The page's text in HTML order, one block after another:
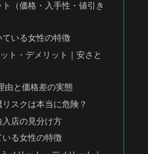
（価格・入手性・値引き
いる女性の特徴
ト・デメリット｜安さと
由と価格差の実態
スクは本当に危険？
店の見分け方
る女性の特徴